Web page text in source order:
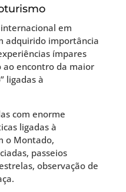
em
adquirido importância
ímpares
ao encontro da maior
ligadas à
com enorme
ligadas à
o Montado,
passeios
observação de